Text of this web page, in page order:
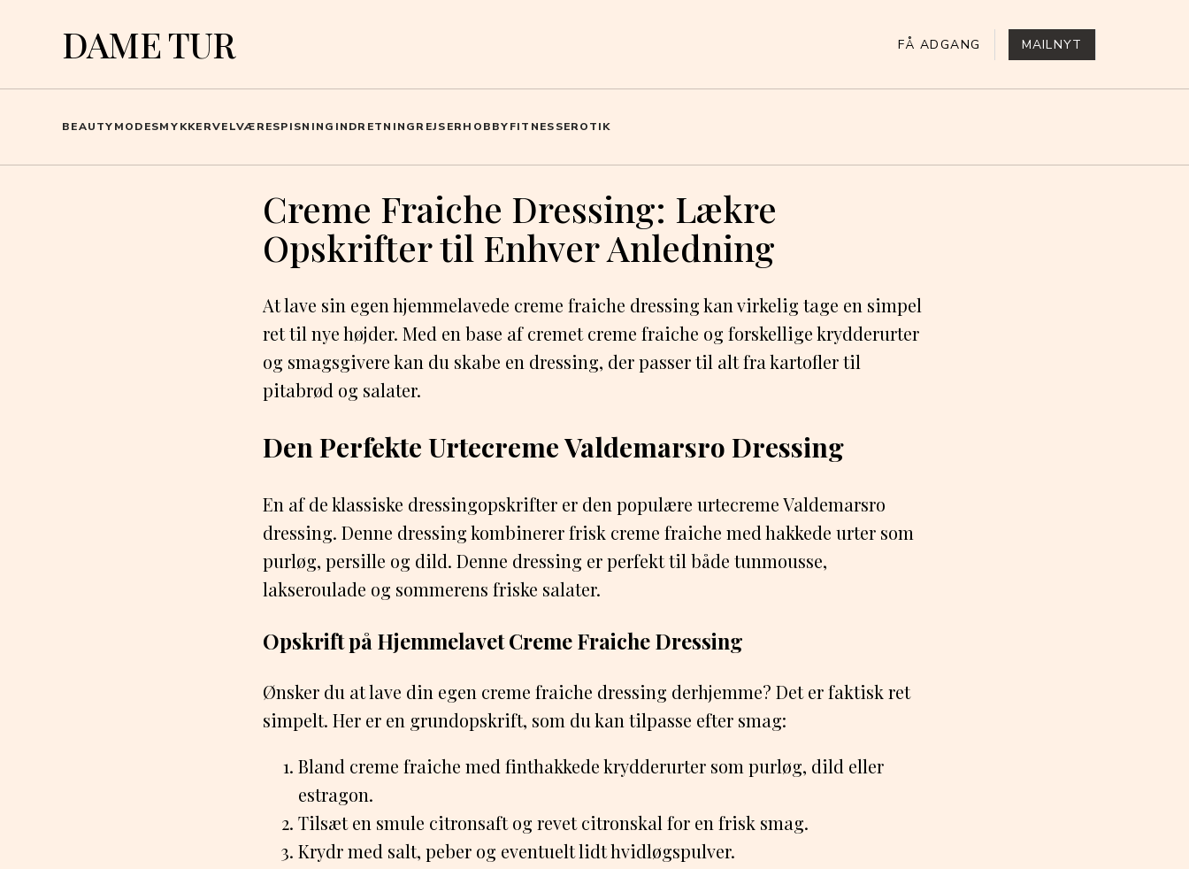
DAME TUR FÅ ADGANG MAILNYT
BEAUTYMODESMYKKERVELVÆRESPISNING INDRETNINGREJSERHOBBYFITNESSEROTIK
Creme Fraiche Dressing: Lækre
Opskrifter til Enhver Anledning
At lave sin egen hjemmelavede creme fraiche dressing kan virkelig tage en simpel
ret til nye højder. Med en base af cremet creme fraiche og forskellige krydderurter
og smagsgivere kan du skabe en dressing, der passer til alt fra kartofler til
pitabrød og salater.
Den Perfekte Urtecreme Valdemarsro Dressing
En af de klassiske dressingopskrifter er den populære urtecreme Valdemarsro
dressing. Denne dressing kombinerer frisk creme fraiche med hakkede urter som
purløg, persille og dild. Denne dressing er perfekt til både tunmousse,
lakseroulade og sommerens friske salater.
Opskrift på Hjemmelavet Creme Fraiche Dressing
Ønsker du at lave din egen creme fraiche dressing derhjemme? Det er faktisk ret
simpelt. Her er en grundopskrift, som du kan tilpasse efter smag:
Bland creme fraiche med finthakkede krydderurter som purløg, dild eller
estragon.
Tilsæt en smule citronsaft og revet citronskal for en frisk smag.
Krydr med salt, peber og eventuelt lidt hvidløgspulver.